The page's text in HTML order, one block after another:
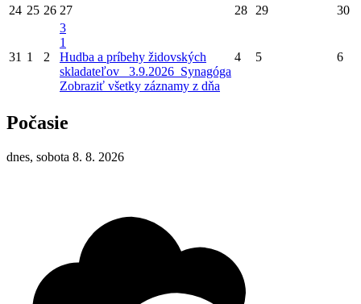
24 25 26 27 28 29 30
31 1 2
3
1
Hudba a príbehy židovských
skladateľov_ 3.9.2026_Synagóga
Zobraziť všetky záznamy z dňa
4 5 6
Počasie
dnes, sobota 8. 8. 2026